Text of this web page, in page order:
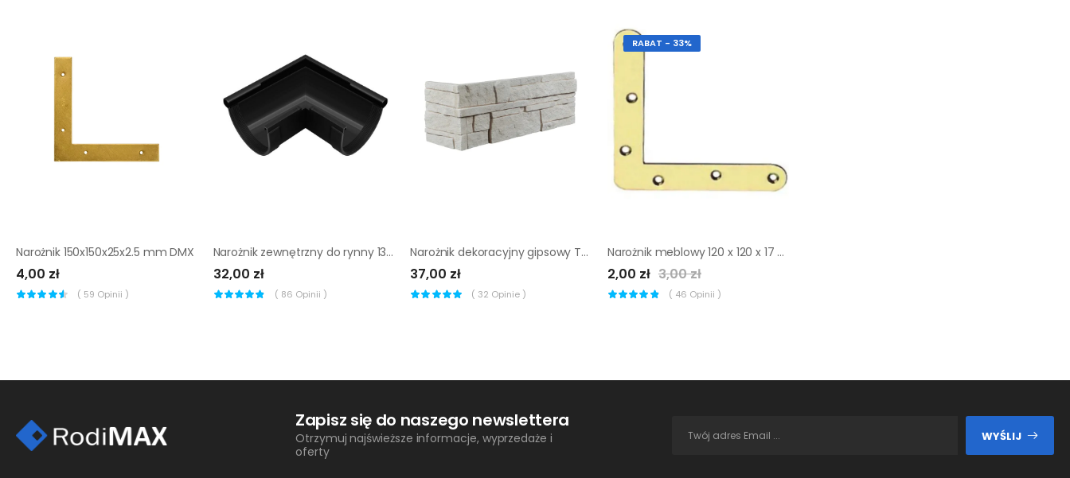
Narożnik 150x150x25x2.5 mm DMX
4,00 zł
( 59 Opinii )
Narożnik zewnętrzny do rynny 130 mm grafitowy
32,00 zł
( 86 Opinii )
Narożnik dekoracyjny gipsowy Taurus 1 mb Max-Stone
37,00 zł
( 32 Opinie )
RABAT - 33%
Narożnik meblowy 120 x 120 x 17 mm
2,00 zł 3,00 zł
( 46 Opinii )
Zapisz się do naszego newslettera
Otrzymuj najświeższe informacje, wyprzedaże i
oferty
WYŚLIJ